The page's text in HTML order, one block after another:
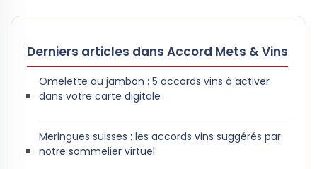
Derniers articles dans Accord Mets & Vins
Omelette au jambon : 5 accords vins à activer
dans votre carte digitale
Meringues suisses : les accords vins suggérés par
notre sommelier virtuel